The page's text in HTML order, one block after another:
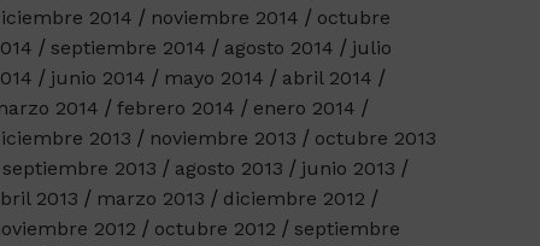
2014
noviembre 2014
octubre
septiembre 2014 agosto 2014
julio
junio 2014 mayo 2014
abril 2014
2014
febrero 2014
enero 2014
2013
noviembre 2013
octubre 2013
septiembre 2013
agosto 2013
junio 2013
2013
marzo 2013
diciembre 2012
2012
octubre 2012
septiembre